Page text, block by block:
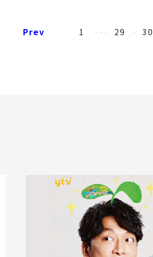
Prev 1 29 30